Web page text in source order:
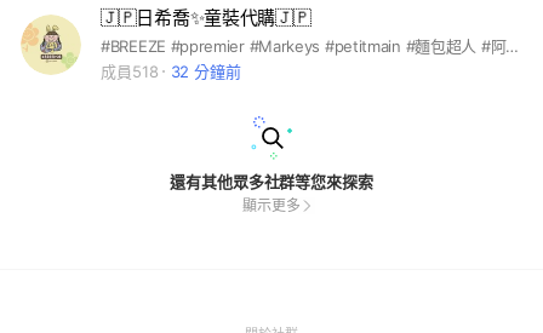
🇯🇵日希喬✨童裝代購🇯🇵
#BREEZE #ppremier #Markeys #petitmain #麵包超人 #阿卡將 #birthday #思夢樂 #西松屋 #日本代購 #童裝代購
成員518
32 分鐘前
還有其他眾多社群等您來探索
顯示更多